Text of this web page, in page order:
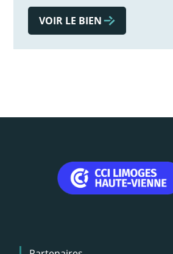
VOIR LE BIEN
Menu